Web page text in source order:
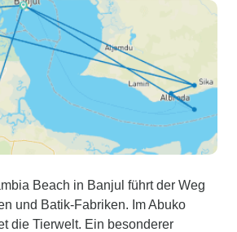
Beach in Banjul führt der Weg
und Batik-Fabriken. Im Abuko
die Tierwelt. Ein besonderer